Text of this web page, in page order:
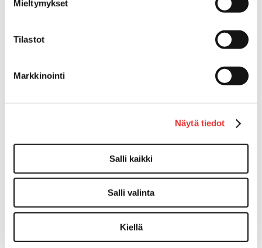
Mieltymykset
Tilastot
Markkinointi
Näytä tiedot
Salli kaikki
Salli valinta
Kiellä
Can-Am traktorimönkijät 2026
Traxter 2025
Traxter 2026
Maverick mallisto
Maverick 2025